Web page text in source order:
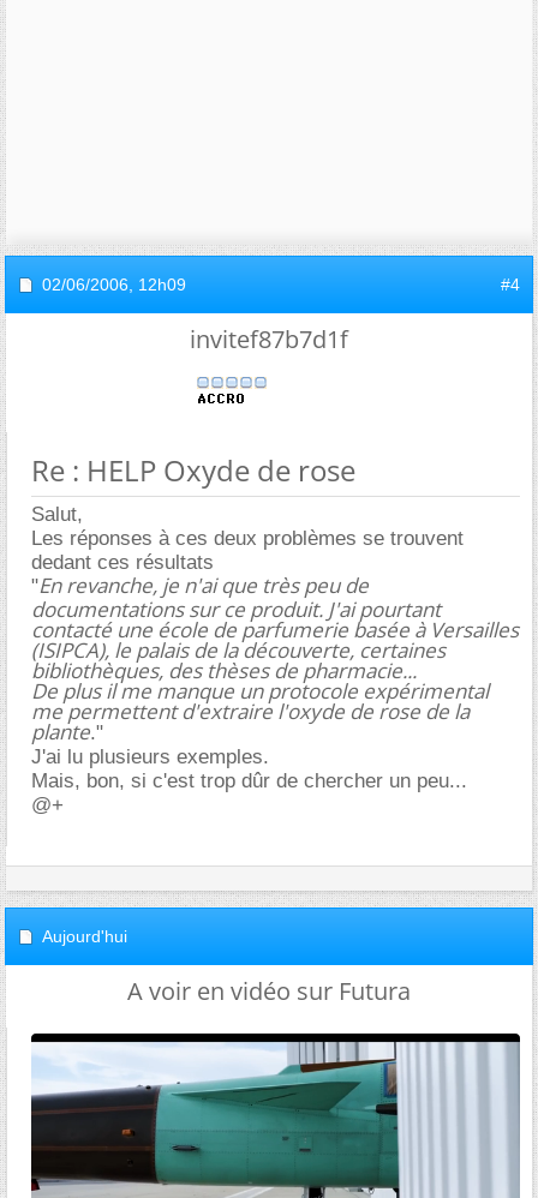
02/06/2006, 12h09 #4
invitef87b7d1f
Re : HELP Oxyde de rose
Salut,
Les réponses à ces deux problèmes se trouvent
dedant ces résultats
"En revanche, je n'ai que très peu de
documentations sur ce produit. J'ai pourtant
contacté une école de parfumerie basée à Versailles
(ISIPCA), le palais de la découverte, certaines
bibliothèques, des thèses de pharmacie...
De plus il me manque un protocole expérimental
me permettent d'extraire l'oxyde de rose de la
plante."
J'ai lu plusieurs exemples.
Mais, bon, si c'est trop dûr de chercher un peu...
@+
Aujourd'hui
A voir en vidéo sur Futura